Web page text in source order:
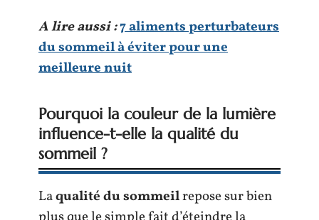
A lire aussi :7 aliments perturbateurs
du sommeil à éviter pour une
meilleure nuit
Pourquoi la couleur de la lumière
influence-t-elle la qualité du
sommeil ?
Laqualité du sommeilrepose sur bien